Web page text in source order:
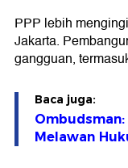
PPP lebih
Jakarta.
gangguan,
Baca juga:
Melawan